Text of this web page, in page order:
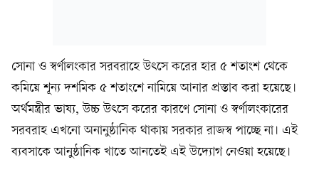
সোনা ও স্বর্ণালংকার সরবরাহে উৎসে করের হার ৫ শতাংশ থেকে
কমিয়ে শূন্য দশমিক ৫ শতাংশে নামিয়ে আনার প্রস্তাব করা হয়েছে।
অর্থমন্ত্রীর ভাষ্য, উচ্চ উৎসে করের কারণে সোনা ও স্বর্ণালংকারের
সরবরাহ এখনো অনানুষ্ঠানিক থাকায় সরকার রাজস্ব পাচ্ছে না। এই
ব্যবসাকে আনুষ্ঠানিক খাতে আনতেই এই উদ্যোগ নেওয়া হয়েছে।